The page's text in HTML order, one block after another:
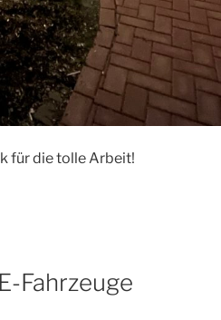
für die tolle Arbeit!
Fahrzeuge